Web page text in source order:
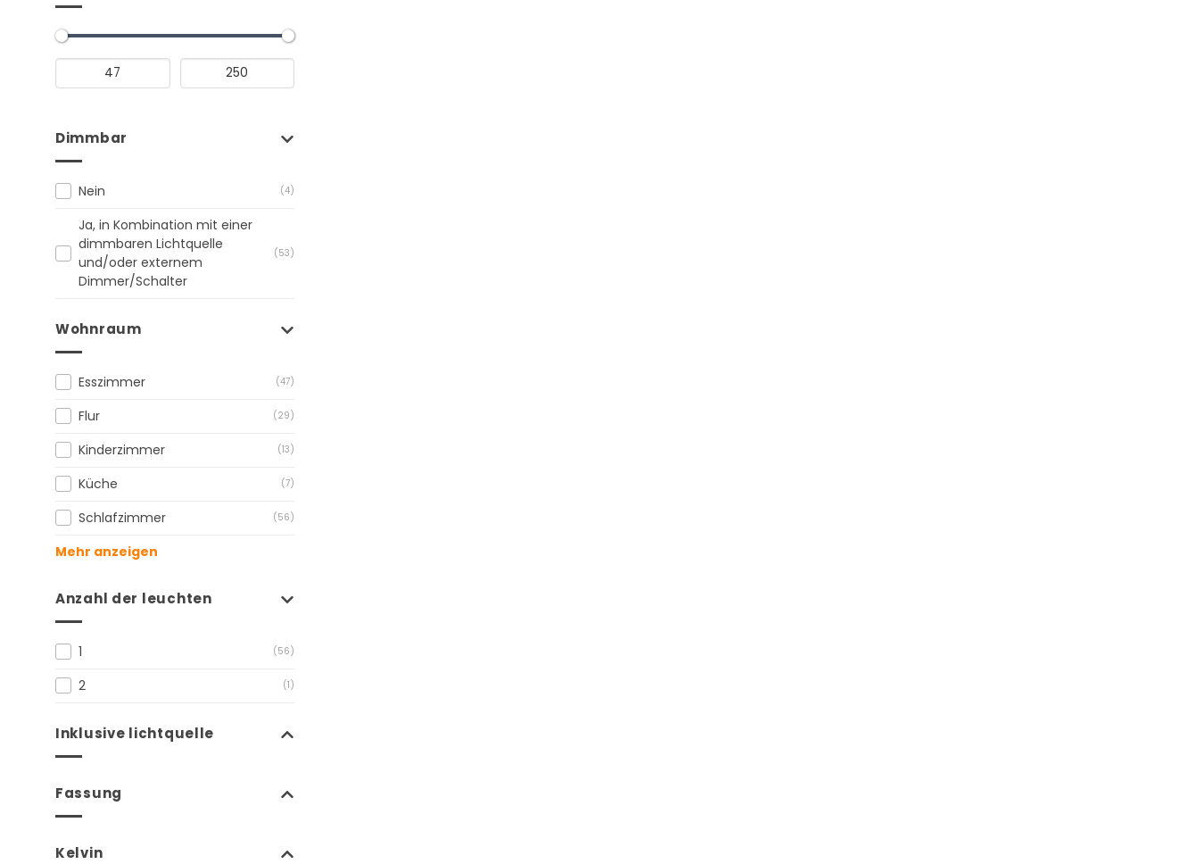
Dimmbar
Nein (4)
Ja, in Kombination mit einer
dimmbaren Lichtquelle
und/oder externem
Dimmer/Schalter
(53)
Wohnraum
Esszimmer (47)
Flur (29)
Kinderzimmer (13)
Küche (7)
Schlafzimmer (56)
Mehr anzeigen
Anzahl der leuchten
1 (56)
2 (1)
Inklusive lichtquelle
Fassung
Kelvin